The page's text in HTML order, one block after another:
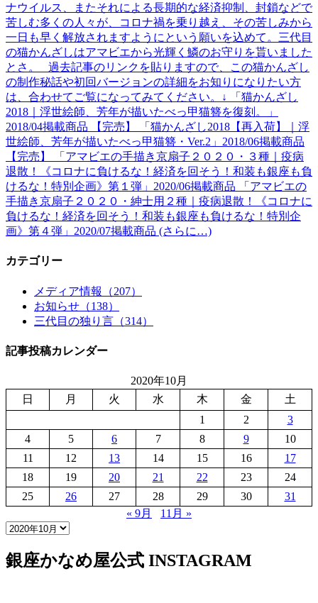
ナウイルス、またそれによる長期的な経済抑制、封鎖などで
苦しむ多くの人々が、コロナ禍を乗り越え、その苦しみから
一日も早く解放されますようにという願いを込めて。三代目
の猫かんざしはアマビエから光輝く鱗のお守りを貰いました
とさ。 過去記事のリンクを貼りますので、この猫かんざし
の制作秘話や初回バージョンの詳細をお知りになりたい方
は、合わせてご覧になってみてください。↓ 「猫かんざし
2018｜浮世絵師、芳年が描いたべっ甲猫簪を復刻。」
2018/04掲載商品 【完売】 「猫かんざし2018【再入荷】｜浮
世絵師、芳年が描いたべっ甲猫簪・Ver.2」2018/06掲載商品
【完売】 「アマビエの手描き京扇子２０２０・３種｜疫病
退散！《コロナに負けるな！経済を回そう！和装も銀座も負
けるな！特別企画》第１弾」2020/06掲載商品 「アマビエの
手描き京扇子２０２０・紳士用２種｜疫病退散！《コロナに
負けるな！経済を回そう！和装も銀座も負けるな！特別企
画》第４弾」2020/07掲載商品 (さらに…)
カテゴリー
メディア情報（207）
お知らせ（138）
三代目の独り言（314）
記事投稿カレンダー
2020年10月
日
月 火 水 木 金
土
1
2
3
4
5 6 7 8 9
10
11
12 13 14 15 16
17
18
19 20 21 22 23
24
25
26 27 28 29 30
31
« 9月
11月 »
銀座かなめ屋公式 INSTAGRAM